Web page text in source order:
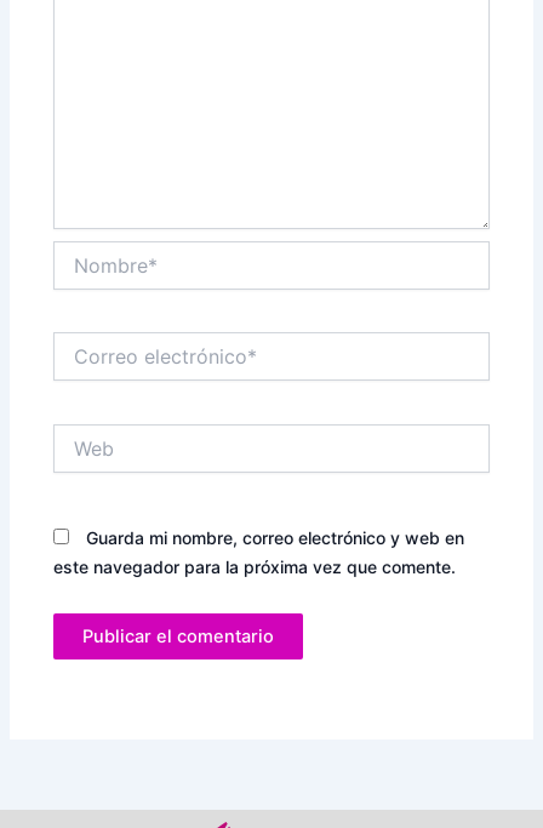
electrónico*
Guarda mi nombre, correo electrónico y web en
este navegador para la próxima vez que comente.